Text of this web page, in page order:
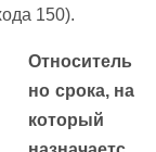
150).
Относитель
но срока, на
который